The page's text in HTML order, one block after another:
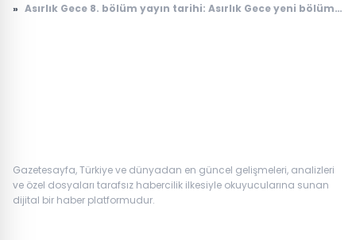
» Asırlık Gece 8. bölüm yayın tarihi: Asırlık Gece yeni bölüm
Gazetesayfa, Türkiye ve dünyadan en güncel gelişmeleri, analizleri
ve özel dosyaları tarafsız habercilik ilkesiyle okuyucularına sunan
dijital bir haber platformudur.